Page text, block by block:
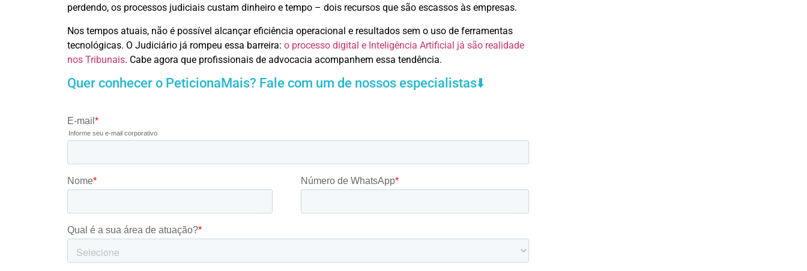
perdendo, os processos judiciais custam dinheiro e tempo – dois recursos que são escassos às empresas.
Nos tempos atuais, não é possível alcançar eficiência operacional e resultados sem o uso de ferramentas
tecnológicas. O Judiciário já rompeu essa barreira: o processo digital e Inteligência Artificial já são realidade
nos Tribunais. Cabe agora que profissionais de advocacia acompanhem essa tendência.
Quer conhecer o PeticionaMais? Fale com um de nossos especialistas⬇️